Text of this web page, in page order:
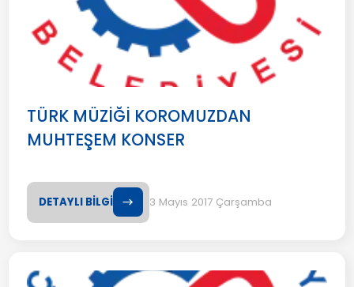
TÜRK MÜZİĞİ KOROMUZDAN
MUHTEŞEM KONSER
DETAYLI BİLGİ 3 Mayıs 2017 Çarşamba